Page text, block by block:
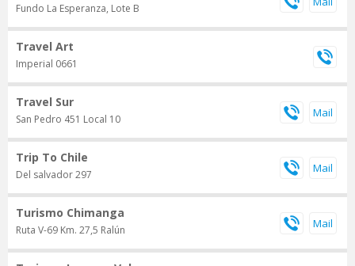
Fundo La Esperanza, Lote B
Travel Art
Imperial 0661
Travel Sur
San Pedro 451 Local 10
Trip To Chile
Del salvador 297
Turismo Chimanga
Ruta V-69 Km. 27,5 Ralún